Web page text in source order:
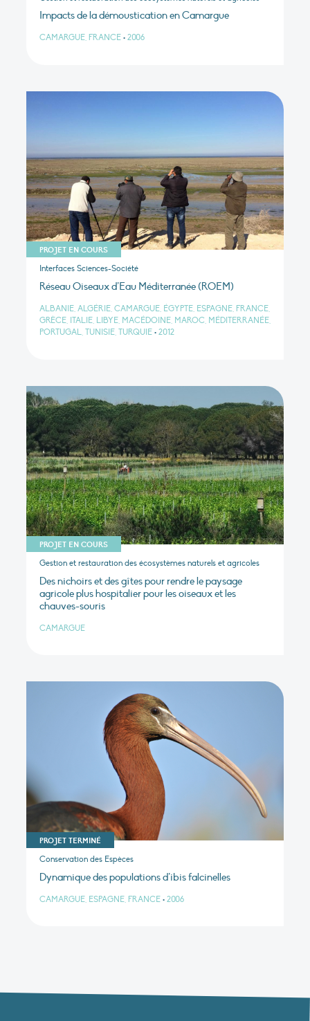
Impacts de la démoustication en Camargue
CAMARGUE, FRANCE • 2006
PROJET EN COURS
Interfaces Sciences-Société
Réseau Oiseaux d’Eau Méditerranée (ROEM)
ALBANIE, ALGÉRIE, CAMARGUE, ÉGYPTE, ESPAGNE, FRANCE,
GRÈCE, ITALIE, LIBYE, MACÉDOINE, MAROC, MÉDITERRANÉE,
PORTUGAL, TUNISIE, TURQUIE • 2012
PROJET EN COURS
Gestion et restauration des écosystèmes naturels et agricoles
Des nichoirs et des gîtes pour rendre le paysage
agricole plus hospitalier pour les oiseaux et les
chauves-souris
CAMARGUE
PROJET TERMINÉ
Conservation des Espèces
Dynamique des populations d’ibis falcinelles
CAMARGUE, ESPAGNE, FRANCE • 2006